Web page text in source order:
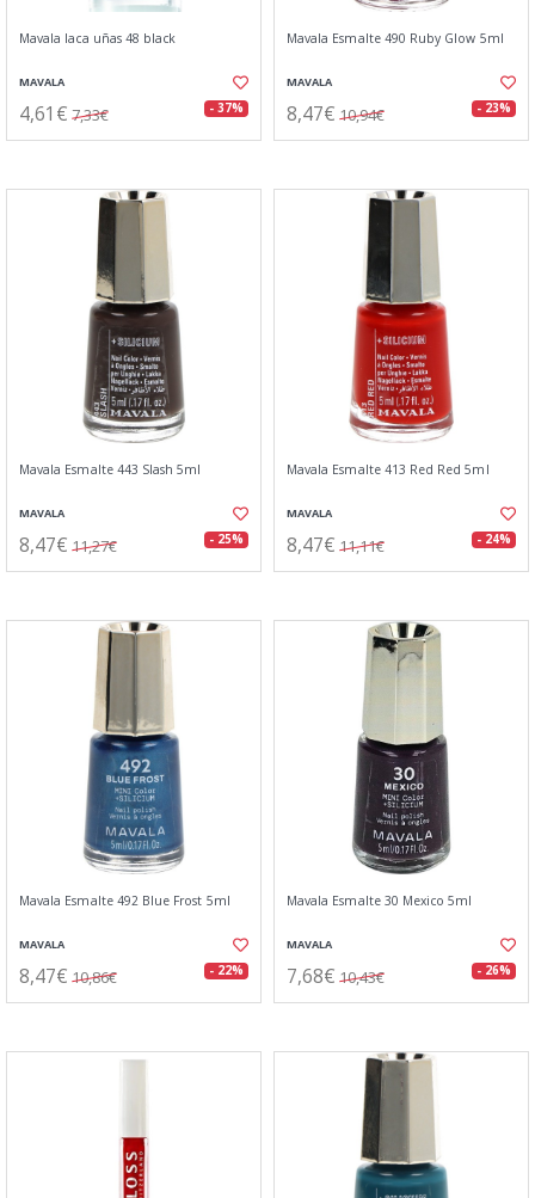
Mavala laca uñas 48 black
MAVALA
4,61€ 7,33€ - 37%
Mavala Esmalte 490 Ruby Glow 5ml
MAVALA
8,47€ 10,94€ - 23%
Mavala Esmalte 443 Slash 5ml
MAVALA
8,47€ 11,27€ - 25%
Mavala Esmalte 413 Red Red 5ml
MAVALA
8,47€ 11,11€ - 24%
Mavala Esmalte 492 Blue Frost 5ml
MAVALA
8,47€ 10,86€ - 22%
Mavala Esmalte 30 Mexico 5ml
MAVALA
7,68€ 10,43€ - 26%